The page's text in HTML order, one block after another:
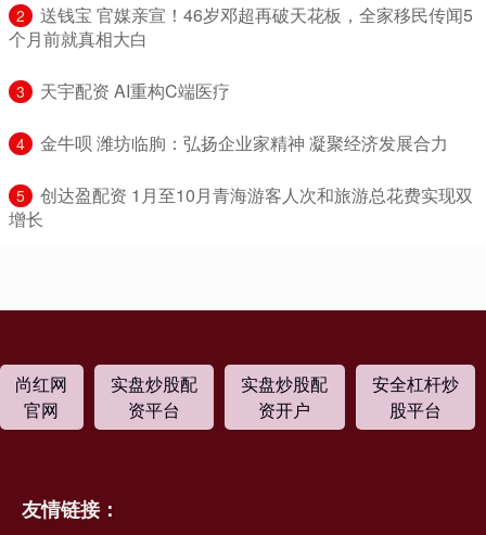
2
​送钱宝 官媒亲宣！46岁邓超再破天花板，全家移民传闻5
个月前就真相大白
3 ​天宇配资 AI重构C端医疗
4 ​金牛呗 潍坊临朐：弘扬企业家精神 凝聚经济发展合力
5
​创达盈配资 1月至10月青海游客人次和旅游总花费实现双
增长
尚红网
官网
实盘炒股配
资平台
实盘炒股配
资开户
安全杠杆炒
股平台
友情链接：